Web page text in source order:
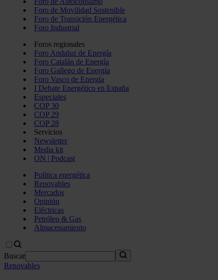
Foro de Movilidad Sostenible
Foro de Transición Energética
Foro Industrial
Foros regionales
Foro Andaluz de Energía
Foro Catalán de Energía
Foro Gallego de Energía
Foro Vasco de Energía
I Debate Energético en España
Especiales
COP 30
COP 29
COP 28
Servicios
Newsletter
Media kit
ON | Podcast
Política energética
Renovables
Mercados
Opinión
Eléctricas
Petróleo & Gas
Almacenamiento
Buscar
Renovables